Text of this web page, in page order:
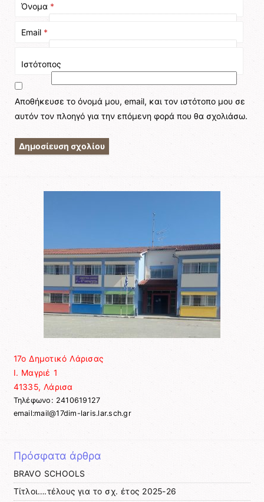
Όνομα *
Email *
Ιστότοπος
Αποθήκευσε το όνομά μου, email, και τον ιστότοπο μου σε
αυτόν τον πλοηγό για την επόμενη φορά που θα σχολιάσω.
17ο Δημοτικό Λάρισας
Ι. Μαγριέ 1
41335, Λάρισα
Τηλέφωνο: 2410619127
email:mail@17dim-laris.lar.sch.gr
Πρόσφατα άρθρα
BRAVO SCHOOLS
Τίτλοι….τέλους για το σχ. έτος 2025-26